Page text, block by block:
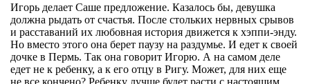
Игорь делает Саше предложение. Казалось бы, девушка
должна рыдать от счастья. После стольких нервных срывов
и расставаний их любовная история движется к хэппи-энду.
Но вместо этого она берет паузу на раздумье. И едет к своей
дочке в Пермь. Так она говорит Игорю. А на самом деле
едет не к ребенку, а к его отцу в Ригу. Может, для них еще
не все кончено? Ребенку лучше будет расти с настоящим